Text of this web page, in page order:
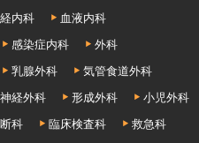
内科
血液内科
感染症内科
外科
乳腺外科
気管食道外科
経外科 形成外科
小児外科
科 臨床検査科
救急科